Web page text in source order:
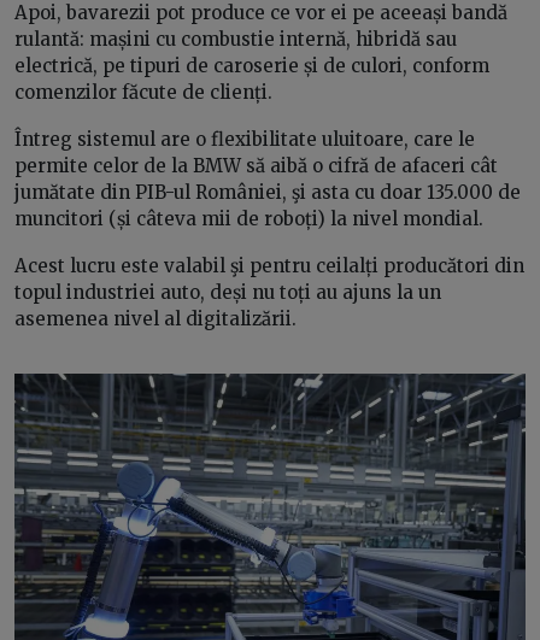
Apoi, bavarezii pot produce ce vor ei pe aceeași bandă
rulantă: mașini cu combustie internă, hibridă sau
electrică, pe tipuri de caroserie și de culori, conform
comenzilor făcute de clienți.
Întreg sistemul are o flexibilitate uluitoare, care le
permite celor de la BMW să aibă o cifră de afaceri cât
jumătate din PIB-ul României, şi asta cu doar 135.000 de
muncitori (și câteva mii de roboți) la nivel mondial.
Acest lucru este valabil şi pentru ceilalți producători din
topul industriei auto, deși nu toți au ajuns la un
asemenea nivel al digitalizării.